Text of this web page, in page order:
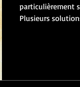
particulièrement
Plusieurs